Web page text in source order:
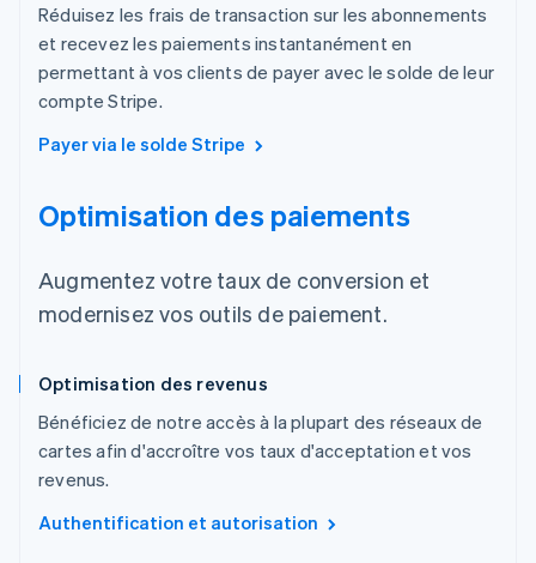
Réduisez les frais de transaction sur les abonnements
et recevez les paiements instantanément en
permettant à vos clients de payer avec le solde de leur
compte Stripe.
Payer via le solde Stripe
Optimisation des paiements
Augmentez votre taux de conversion et
modernisez vos outils de paiement.
Optimisation des revenus
Bénéficiez de notre accès à la plupart des réseaux de
cartes afin d'accroître vos taux d'acceptation et vos
revenus.
Authentification et autorisation